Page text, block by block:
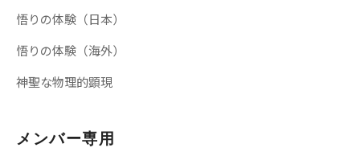
悟りの体験（日本）
悟りの体験（海外）
神聖な物理的顕現
メンバー専用